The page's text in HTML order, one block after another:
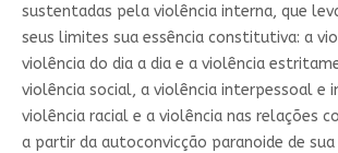
sustentadas pela violência interna, que
seus limites sua essência constitutiva: a
violência do dia a dia e a violência
violência social, a violência interpessoal e
violência racial e a violência nas relações
a partir da autoconvicção paranoide de sua